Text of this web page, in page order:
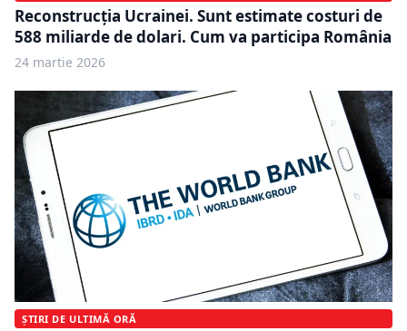
Reconstrucția Ucrainei. Sunt estimate costuri de
588 miliarde de dolari. Cum va participa România
24 martie 2026
ȘTIRI DE ULTIMĂ ORĂ